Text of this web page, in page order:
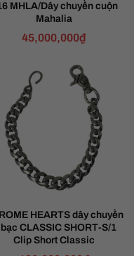
MHLA/Dây chuyền cuộn
Mahalia
45,000,000₫
HEARTS dây chuyền
CLASSIC SHORT-S/1
Clip Short Classic